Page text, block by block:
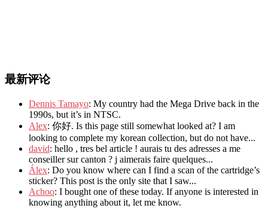
最新评论
Dennis Tamayo: My country had the Mega Drive back in the
1990s, but it’s in NTSC.
Alex: 你好. Is this page still somewhat looked at? I am
looking to complete my korean collection, but do not have...
david: hello , tres bel article ! aurais tu des adresses a me
conseiller sur canton ? j aimerais faire quelques...
Álex: Do you know where can I find a scan of the cartridge’s
sticker? This post is the only site that I saw...
Achoo: I bought one of these today. If anyone is interested in
knowing anything about it, let me know.